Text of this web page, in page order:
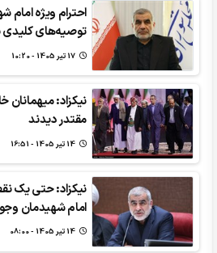
احترام ویژه امام
توصیه‌های کلیدی
نیکزاد: میهمانان
مقتدر دیدند
نیکزاد: حتی یک
امام شهیدمان